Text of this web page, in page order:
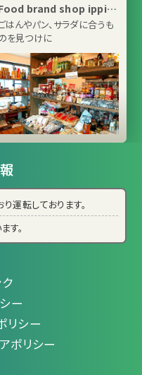
brand shop ippin
はんやパン、サラダに合うも
を見つけに
運転しております。
す。
ー
リシー
ポリシー